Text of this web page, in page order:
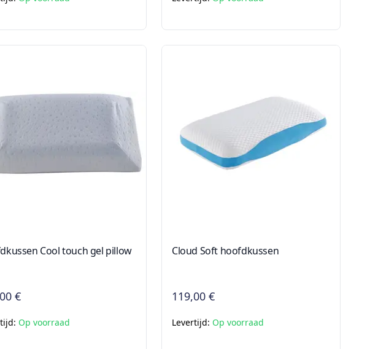
Cool touch gel pillow
€
Op voorraad
Cloud Soft hoofdkussen
119,00 €
Levertijd: Op voorraad